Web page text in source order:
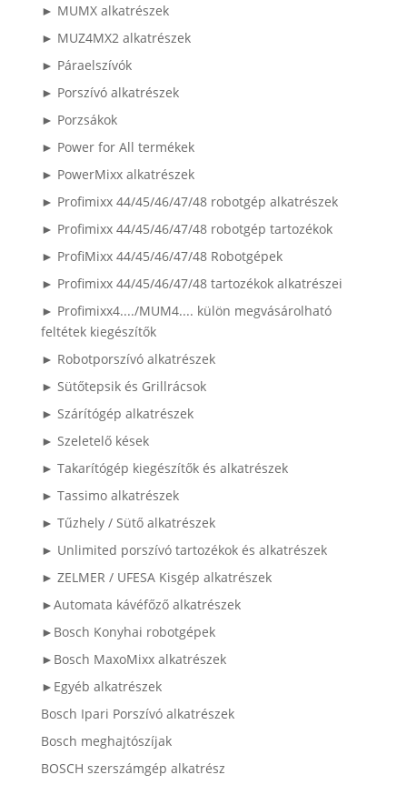
► MUMX alkatrészek
► MUZ4MX2 alkatrészek
► Páraelszívók
► Porszívó alkatrészek
► Porzsákok
► Power for All termékek
► PowerMixx alkatrészek
► Profimixx 44/45/46/47/48 robotgép alkatrészek
► Profimixx 44/45/46/47/48 robotgép tartozékok
► ProfiMixx 44/45/46/47/48 Robotgépek
► Profimixx 44/45/46/47/48 tartozékok alkatrészei
► Profimixx4..../MUM4.... külön megvásárolható
feltétek kiegészítők
► Robotporszívó alkatrészek
► Sütőtepsik és Grillrácsok
► Szárítógép alkatrészek
► Szeletelő kések
► Takarítógép kiegészítők és alkatrészek
► Tassimo alkatrészek
► Tűzhely / Sütő alkatrészek
► Unlimited porszívó tartozékok és alkatrészek
► ZELMER / UFESA Kisgép alkatrészek
►Automata kávéfőző alkatrészek
►Bosch Konyhai robotgépek
►Bosch MaxoMixx alkatrészek
►Egyéb alkatrészek
Bosch Ipari Porszívó alkatrészek
Bosch meghajtószíjak
BOSCH szerszámgép alkatrész